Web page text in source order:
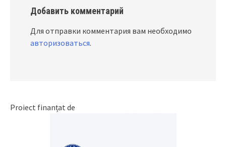
Добавить комментарий
Для отправки комментария вам необходимо
авторизоваться.
Proiect finanțat de